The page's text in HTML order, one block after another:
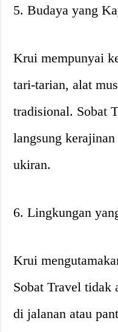
5. Budaya yang
Krui mempunyai
tari-tarian, alat
tradisional. Sobat
langsung
ukiran.
6. Lingkungan
Krui
Sobat Travel tidak
di jalanan atau